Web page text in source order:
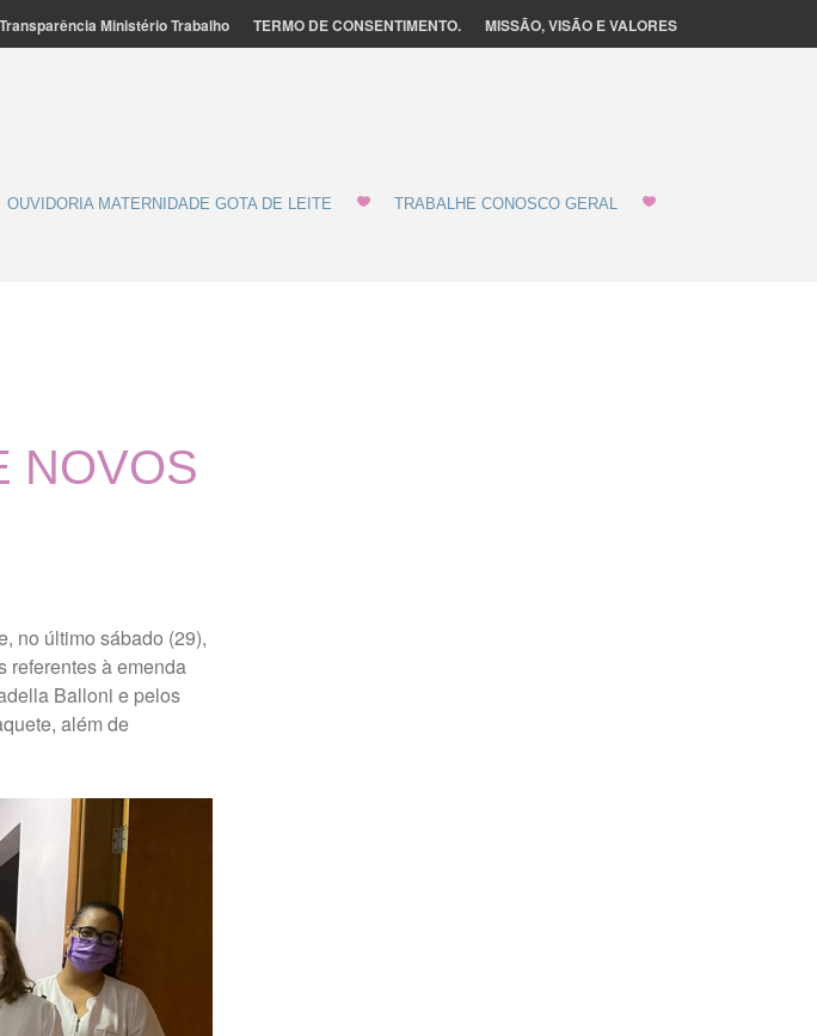
Transparência Ministério Trabalho TERMO DE CONSENTIMENTO. MISSÃO, VISÃO E VALORES
OUVIDORIA MATERNIDADE GOTA DE LEITE TRABALHE CONOSCO GERAL
NOVOS
no último sábado (29),
referentes à emenda
Balloni e pelos
além de